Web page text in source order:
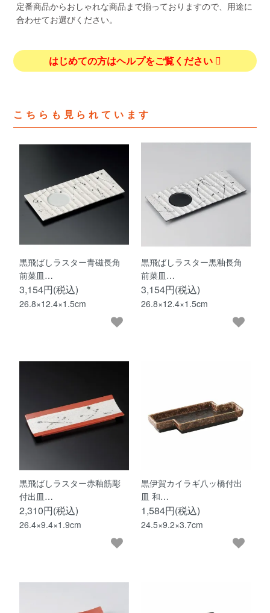
定番商品からおしゃれな商品まで揃っておりますので、用途に
合わせてお選びください。
はじめての方はヘルプをご覧ください
こちらも見られています
黒飛ばしラスター青磁長角
前菜皿…
3,154円(税込)
26.8×12.4×1.5cm
黒飛ばしラスター黒釉長角
前菜皿…
3,154円(税込)
26.8×12.4×1.5cm
黒飛ばしラスター赤釉筋彫
付出皿…
2,310円(税込)
26.4×9.4×1.9cm
黒伊賀カイラギ八ッ橋付出
皿 和…
1,584円(税込)
24.5×9.2×3.7cm